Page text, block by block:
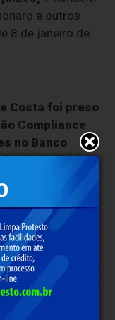
e outros
8 de janeiro de
Costa foi preso
Compliance
no Banco
instituição
ligado ao
teria
o
propina. O valor